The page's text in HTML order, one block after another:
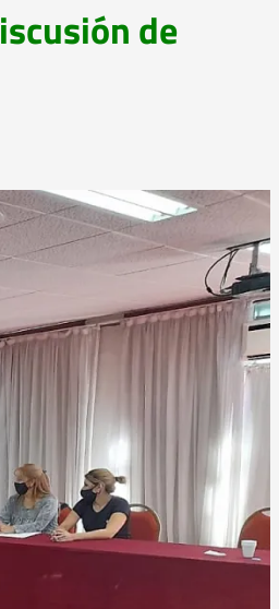
de